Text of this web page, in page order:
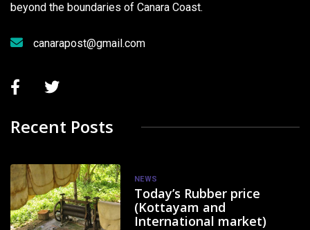
beyond the boundaries of Canara Coast.
canarapost@gmail.com
Recent Posts
NEWS
Today’s Rubber price
(Kottayam and
International market)